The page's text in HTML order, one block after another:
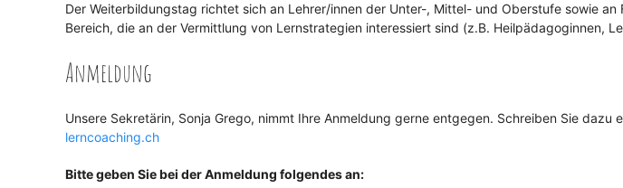
Der Weiterbildungstag richtet sich an Lehrer/innen der Unter-, Mittel- und Oberstufe sowie an
Bereich, die an der Vermittlung von Lernstrategien interessiert sind (z.B. Heilpädagoginnen,
Anmeldung
Unsere Sekretärin, Sonja Grego, nimmt Ihre Anmeldung gerne entgegen. Schreiben Sie dazu
lerncoaching.ch
Bitte geben Sie bei der Anmeldung folgendes an: